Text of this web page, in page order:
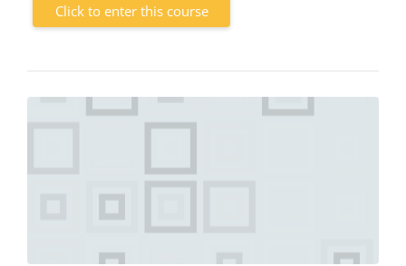
Click to enter this course